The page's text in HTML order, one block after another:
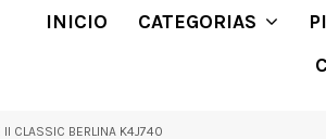
INICIO CATEGORIAS
CLASSIC BERLINA K4J740